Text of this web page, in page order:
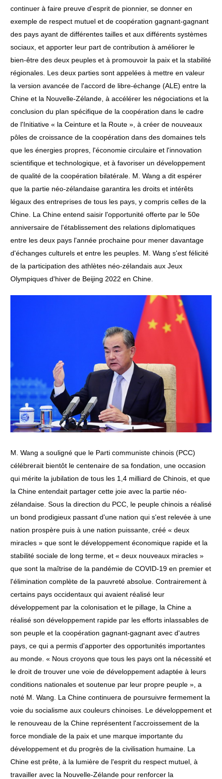
continuer à faire preuve d'esprit de pionnier, se donner en
exemple de respect mutuel et de coopération gagnant-gagnant
des pays ayant de différentes tailles et aux différents systèmes
sociaux, et apporter leur part de contribution à améliorer le
bien-être des deux peuples et à promouvoir la paix et la stabilité
régionales. Les deux parties sont appelées à mettre en valeur
la version avancée de l'accord de libre-échange (ALE) entre la
Chine et la Nouvelle-Zélande, à accélérer les négociations et la
conclusion du plan spécifique de la coopération dans le cadre
de l'Initiative « la Ceinture et la Route », à créer de nouveaux
pôles de croissance de la coopération dans des domaines tels
que les énergies propres, l'économie circulaire et l'innovation
scientifique et technologique, et à favoriser un développement
de qualité de la coopération bilatérale. M. Wang a dit espérer
que la partie néo-zélandaise garantira les droits et intérêts
légaux des entreprises de tous les pays, y compris celles de la
Chine. La Chine entend saisir l'opportunité offerte par le 50e
anniversaire de l'établissement des relations diplomatiques
entre les deux pays l'année prochaine pour mener davantage
d'échanges culturels et entre les peuples. M. Wang s'est félicité
de la participation des athlètes néo-zélandais aux Jeux
Olympiques d'hiver de Beijing 2022 en Chine.
M. Wang a souligné que le Parti communiste chinois (PCC)
célébrerait bientôt le centenaire de sa fondation, une occasion
qui mérite la jubilation de tous les 1,4 milliard de Chinois, et que
la Chine entendait partager cette joie avec la partie néo-
zélandaise. Sous la direction du PCC, le peuple chinois a réalisé
un bond prodigieux passant d'une nation qui s'est relevée à une
nation prospère puis à une nation puissante, créé « deux
miracles » que sont le développement économique rapide et la
stabilité sociale de long terme, et « deux nouveaux miracles »
que sont la maîtrise de la pandémie de COVID-19 en premier et
l'élimination complète de la pauvreté absolue. Contrairement à
certains pays occidentaux qui avaient réalisé leur
développement par la colonisation et le pillage, la Chine a
réalisé son développement rapide par les efforts inlassables de
son peuple et la coopération gagnant-gagnant avec d'autres
pays, ce qui a permis d'apporter des opportunités importantes
au monde. « Nous croyons que tous les pays ont la nécessité et
le droit de trouver une voie de développement adaptée à leurs
conditions nationales et soutenue par leur propre peuple », a
noté M. Wang. La Chine continuera de poursuivre fermement la
voie du socialisme aux couleurs chinoises. Le développement et
le renouveau de la Chine représentent l'accroissement de la
force mondiale de la paix et une marque importante du
développement et du progrès de la civilisation humaine. La
Chine est prête, à la lumière de l'esprit du respect mutuel, à
travailler avec la Nouvelle-Zélande pour renforcer la